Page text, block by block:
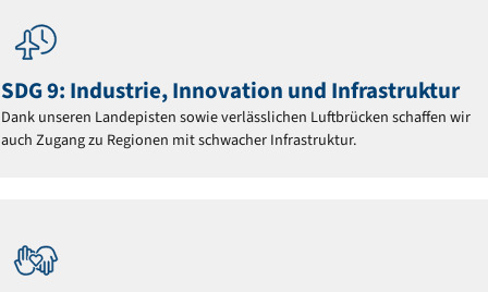
SDG 9: Industrie, Innovation und Infrastruktur
Dank unseren Landepisten sowie verlässlichen Luftbrücken schaffen wir
auch Zugang zu Regionen mit schwacher Infrastruktur.